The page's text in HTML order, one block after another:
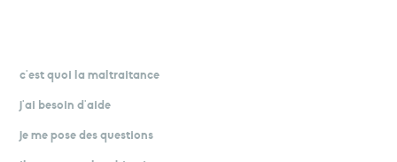
c'est quoi la maltraitance
j'ai besoin d'aide
je me pose des questions